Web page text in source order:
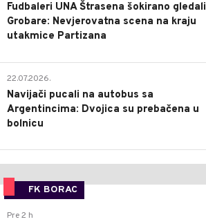
Fudbaleri UNA Štrasena šokirano gledali
Grobare: Nevjerovatna scena na kraju
utakmice Partizana
22.07.2026.
Navijači pucali na autobus sa
Argentincima: Dvojica su prebačena u
bolnicu
FK BORAC
Pre 2 h